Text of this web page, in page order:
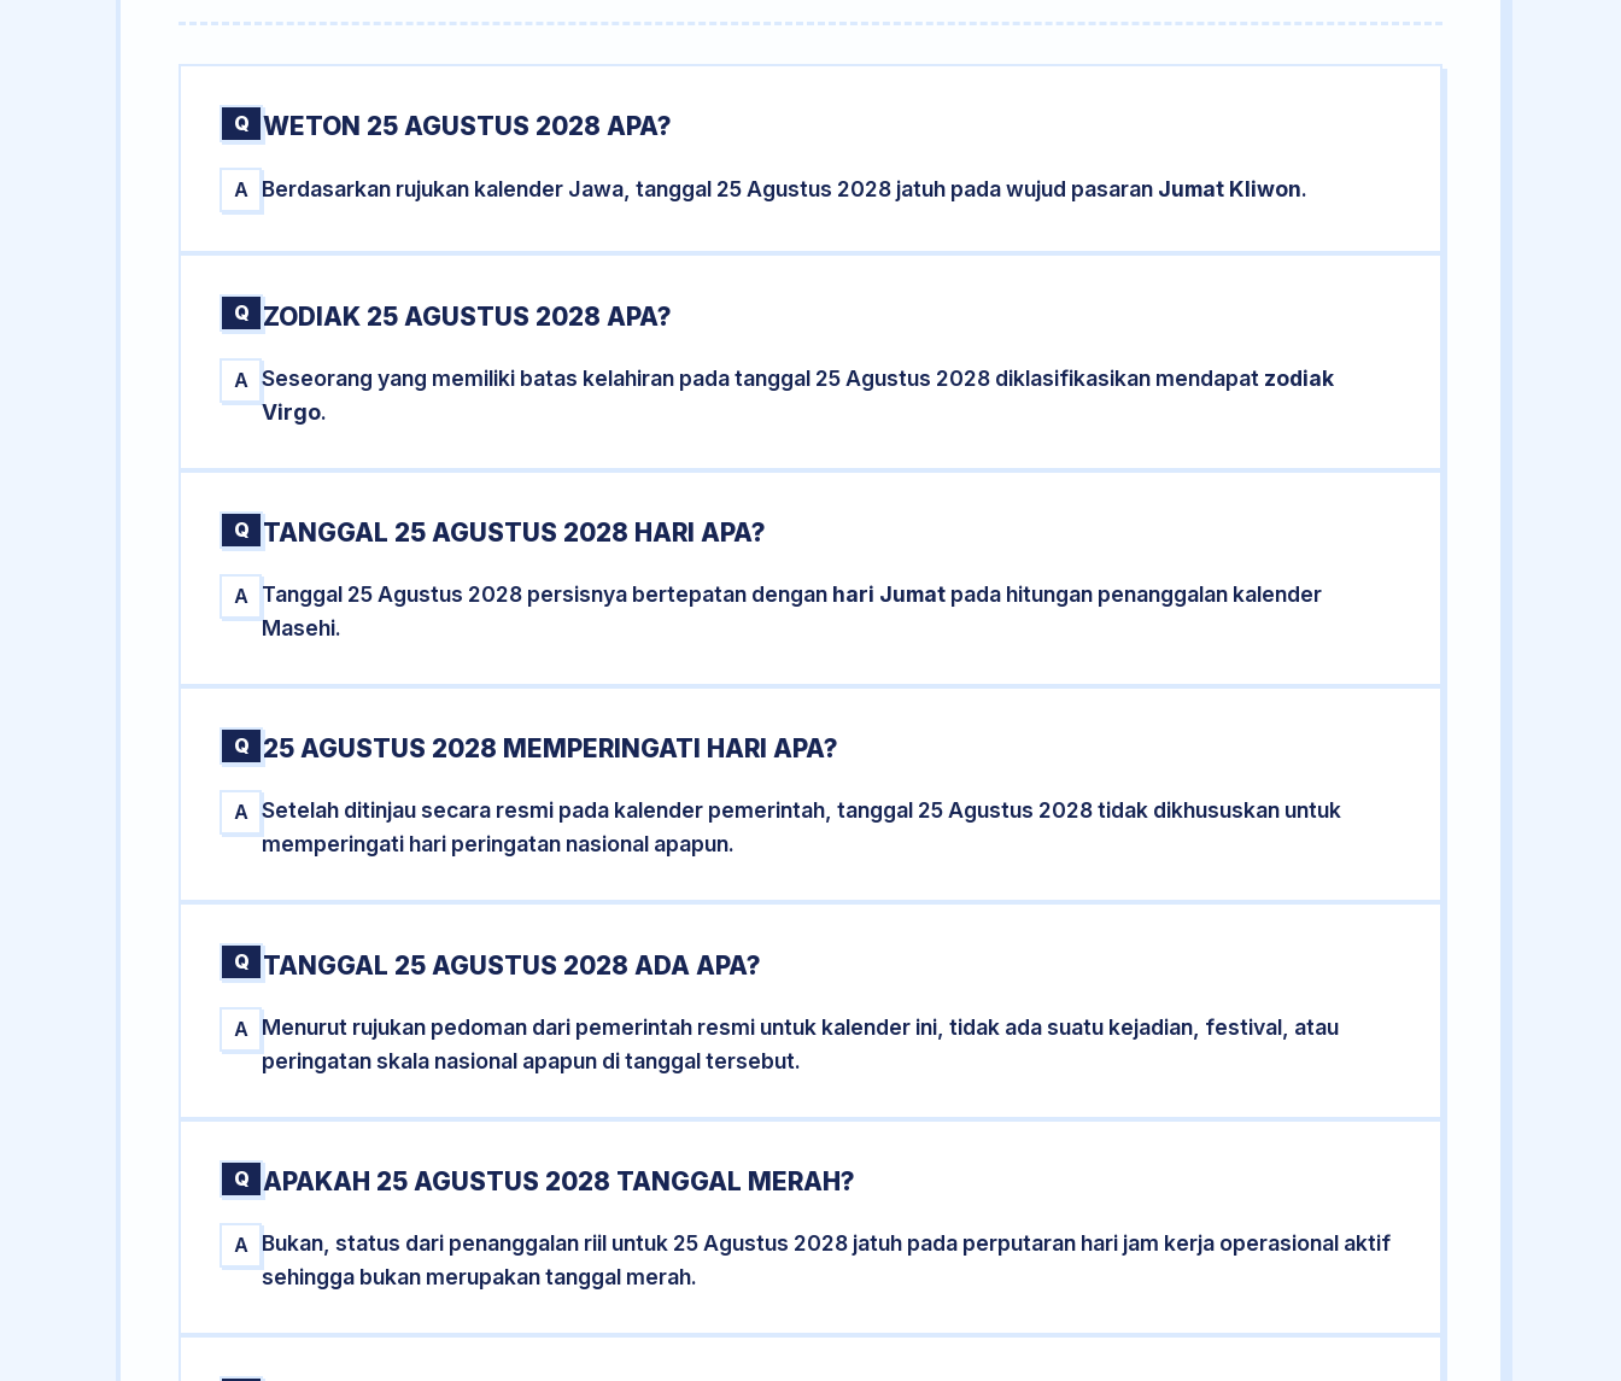
Q WETON 25 AGUSTUS 2028 APA?
A Berdasarkan rujukan kalender Jawa, tanggal 25 Agustus 2028 jatuh pada wujud pasaran Jumat Kliwon.
Q ZODIAK 25 AGUSTUS 2028 APA?
A Seseorang yang memiliki batas kelahiran pada tanggal 25 Agustus 2028 diklasifikasikan mendapat zodiak
Virgo.
Q TANGGAL 25 AGUSTUS 2028 HARI APA?
A Tanggal 25 Agustus 2028 persisnya bertepatan dengan hari Jumat pada hitungan penanggalan kalender
Masehi.
Q 25 AGUSTUS 2028 MEMPERINGATI HARI APA?
A Setelah ditinjau secara resmi pada kalender pemerintah, tanggal 25 Agustus 2028 tidak dikhususkan untuk
memperingati hari peringatan nasional apapun.
Q TANGGAL 25 AGUSTUS 2028 ADA APA?
A
Menurut rujukan pedoman dari pemerintah resmi untuk kalender ini, tidak ada suatu kejadian, festival, atau
peringatan skala nasional apapun di tanggal tersebut.
Q APAKAH 25 AGUSTUS 2028 TANGGAL MERAH?
A
Bukan, status dari penanggalan riil untuk 25 Agustus 2028 jatuh pada perputaran hari jam kerja operasional aktif
sehingga bukan merupakan tanggal merah.